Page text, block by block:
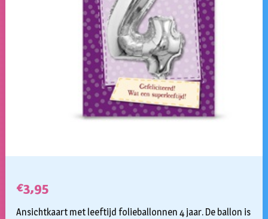
€3,95
Ansichtkaart met leeftijd folieballonnen 4 jaar. De ballon is